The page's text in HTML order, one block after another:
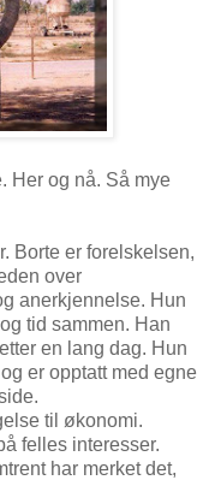
og nå. Så mye
Borte er forelskelsen,
over
anerkjennelse. Hun
tid sammen. Han
en lang dag. Hun
er opptatt med egne
til økonomi.
felles interesser.
har merket det,